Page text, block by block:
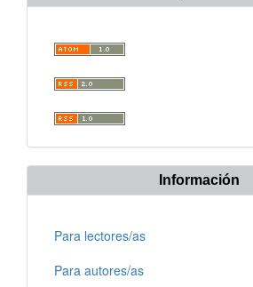
Información
Para lectores/as
Para autores/as